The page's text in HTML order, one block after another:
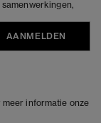
AANMELDEN
informatie onze